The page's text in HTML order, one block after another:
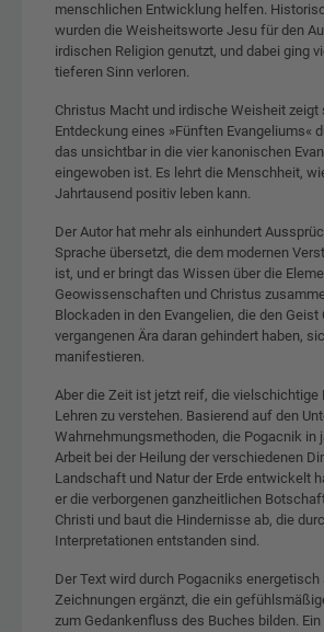
menschlichen Entwicklung helfen.
wurden die Weisheitsworte Jesu für den
irdischen Religion genutzt, und dabei ging
tieferen Sinn verloren.
Christus Macht und irdische Weisheit zeigt
Entdeckung eines »Fünften Evangeliums«
das unsichtbar in die vier kanonischen
eingewoben ist. Es lehrt die Menschheit,
Jahrtausend positiv leben kann.
Der Autor hat mehr als einhundert
Sprache übersetzt, die dem modernen
ist, und er bringt das Wissen über die
Geowissenschaften und Christus
Blockaden in den Evangelien, die den Geist
vergangenen Ära daran gehindert haben,
manifestieren.
Aber die Zeit ist jetzt reif, die vielschichtige
Lehren zu verstehen. Basierend auf den
Wahrnehmungsmethoden, die Pogacnik in
Arbeit bei der Heilung der verschiedenen
Landschaft und Natur der Erde entwickelt
er die verborgenen ganzheitlichen
Christi und baut die Hindernisse ab, die
Interpretationen entstanden sind.
Der Text wird durch Pogacniks
Zeichnungen ergänzt, die ein
zum Gedankenfluss des Buches bilden.